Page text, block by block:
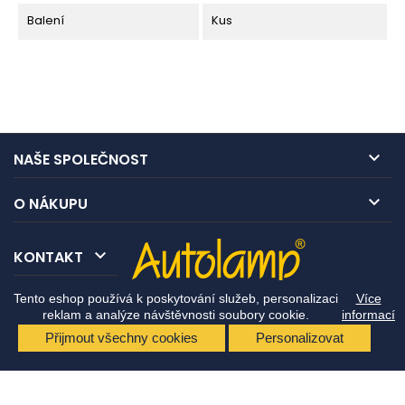
Tento eshop používá k poskytování služeb, personalizaci
reklam a analýze návštěvnosti soubory cookie.
Více
informací
Přijmout všechny cookies Personalizovat
Balení Kus
NAŠE SPOLEČNOST 
O NÁKUPU 
KONTAKT 